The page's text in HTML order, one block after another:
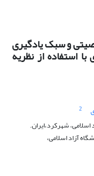
و سبک یادگیری
استفاده از نظریه
2
شهرکرد،ایران.
آزاد اسلامی،